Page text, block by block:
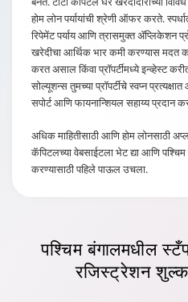
होम लोन पर्यायांची श्रेणी ऑफर करते.
रिपेमेंट पर्याय आणि त्रासमुक्त ॲप्लिकेशन
खरेदीचा आर्थिक भार कमी करण्यास मदत
करत असाल किंवा प्रॉपर्टीमध्ये इन्व्हेस्ट
सोल्यूशन्स तुमच्या प्रॉपर्टीचे स्वप्न
सपोर्ट आणि फायनान्शियल सहाय्य प्रदान
अधिक माहितीसाठी आणि होम लोनसाठी
कॅपिटलच्या वेबसाईटला भेट द्या आणि
करण्यासाठी पहिले पाऊल उचला.
पश्चिम बंगालमधील
रजिस्ट्रेशन शुल्क